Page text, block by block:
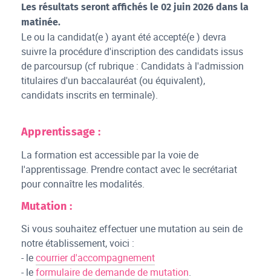
Les résultats seront affichés le 02 juin 2026 dans la
matinée.
Le ou la candidat(e ) ayant été accepté(e ) devra
suivre la procédure d'inscription des candidats issus
de parcoursup (cf rubrique : Candidats à l'admission
titulaires d'un baccalauréat (ou équivalent),
candidats inscrits en terminale).
Apprentissage :
La formation est accessible par la voie de
l'apprentissage. Prendre contact avec le secrétariat
pour connaître les modalités.
Mutation :
Si vous souhaitez effectuer une mutation au sein de
notre établissement, voici :
- lecourrier d'accompagnement
- leformulaire de demande de mutation.